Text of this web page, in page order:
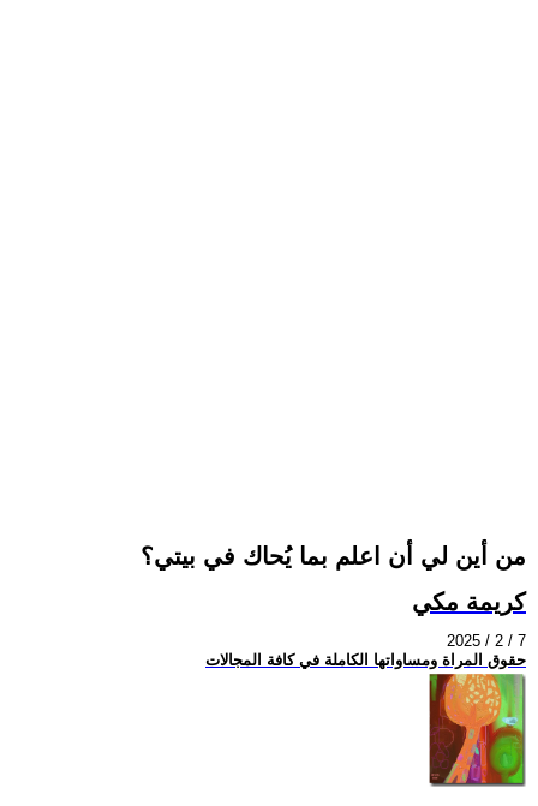
من أين لي أن اعلم بما يُحاك في بيتي؟
كريمة مكي
2025 / 2 / 7
حقوق المراة ومساواتها الكاملة في كافة المجالات